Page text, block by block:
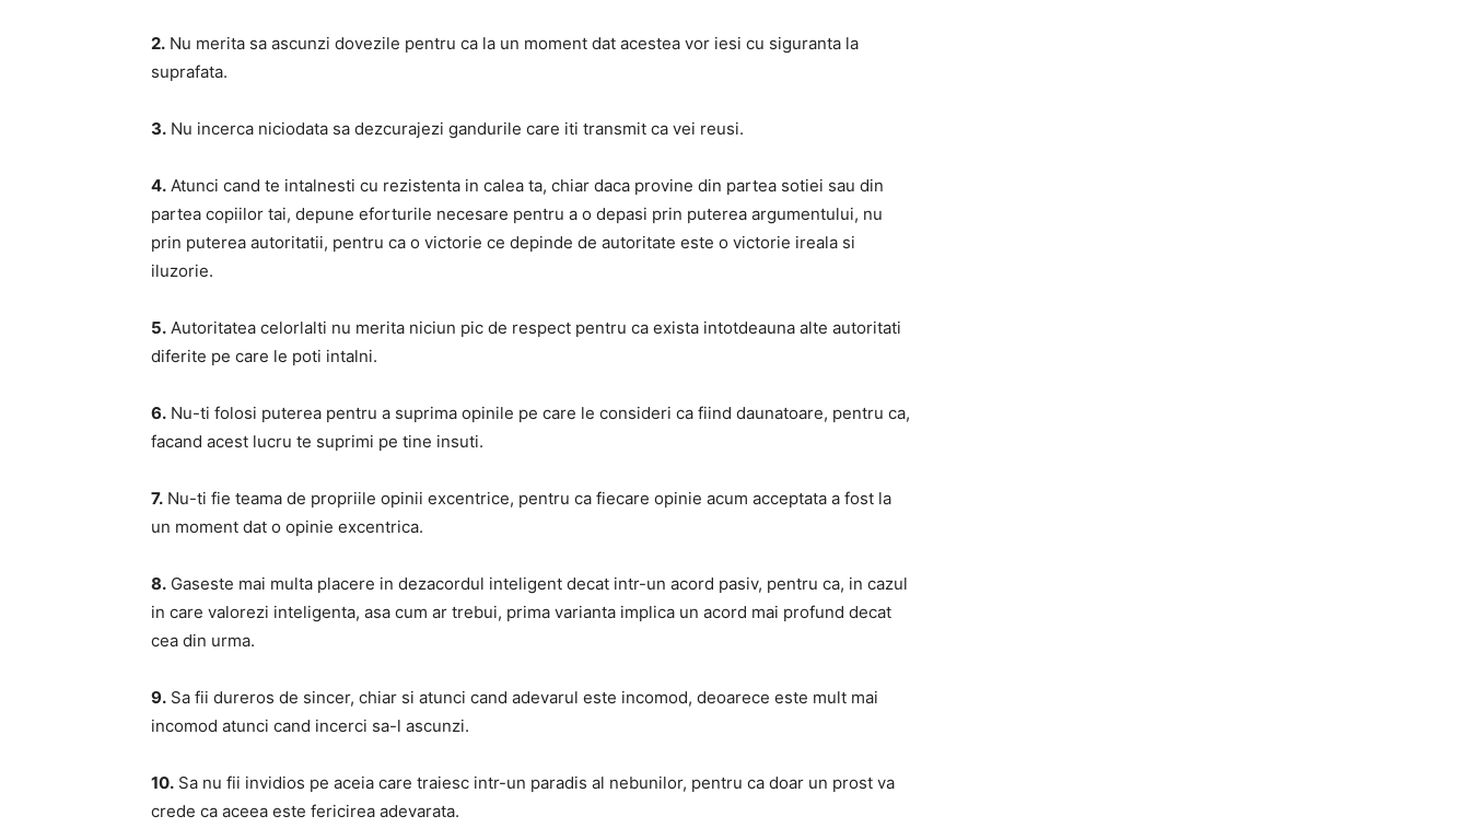
2. Nu merita sa ascunzi dovezile pentru ca la un moment dat acestea vor iesi cu siguranta la
suprafata.
3. Nu incerca niciodata sa dezcurajezi gandurile care iti transmit ca vei reusi.
4. Atunci cand te intalnesti cu rezistenta in calea ta, chiar daca provine din partea sotiei sau din
partea copiilor tai, depune eforturile necesare pentru a o depasi prin puterea argumentului, nu
prin puterea autoritatii, pentru ca o victorie ce depinde de autoritate este o victorie ireala si
iluzorie.
5. Autoritatea celorlalti nu merita niciun pic de respect pentru ca exista intotdeauna alte autoritati
diferite pe care le poti intalni.
6. Nu-ti folosi puterea pentru a suprima opinile pe care le consideri ca fiind daunatoare, pentru ca,
facand acest lucru te suprimi pe tine insuti.
7. Nu-ti fie teama de propriile opinii excentrice, pentru ca fiecare opinie acum acceptata a fost la
un moment dat o opinie excentrica.
8. Gaseste mai multa placere in dezacordul inteligent decat intr-un acord pasiv, pentru ca, in cazul
in care valorezi inteligenta, asa cum ar trebui, prima varianta implica un acord mai profund decat
cea din urma.
9. Sa fii dureros de sincer, chiar si atunci cand adevarul este incomod, deoarece este mult mai
incomod atunci cand incerci sa-l ascunzi.
10. Sa nu fii invidios pe aceia care traiesc intr-un paradis al nebunilor, pentru ca doar un prost va
crede ca aceea este fericirea adevarata.